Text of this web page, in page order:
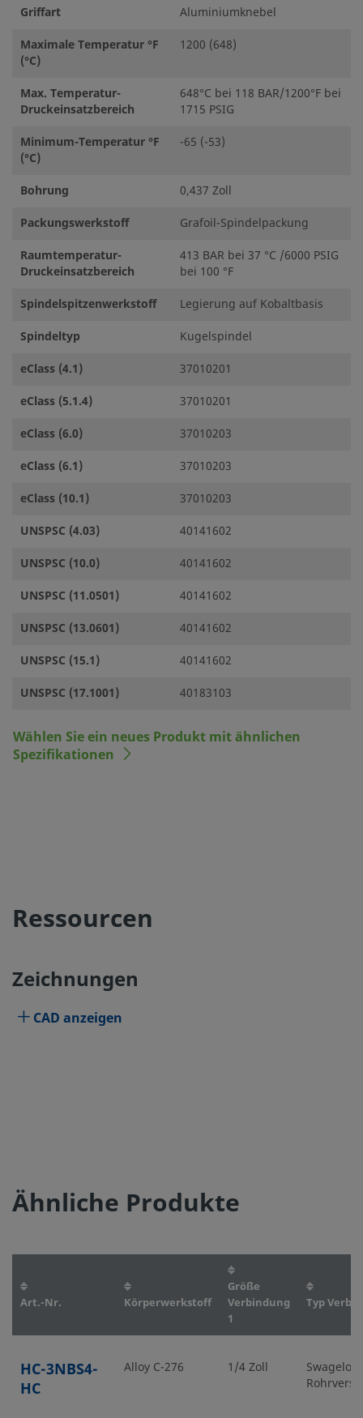
Griffart
Aluminiumknebel
Maximale Temperatur °F
(°C)
1200 (648)
Max. Temperatur-
Druckeinsatzbereich
648°C bei 118 BAR/1200°F bei
1715 PSIG
Minimum-Temperatur °F
(°C)
-65 (-53)
Bohrung
0,437 Zoll
Packungswerkstoff
Grafoil-Spindelpackung
Raumtemperatur-
Druckeinsatzbereich
413 BAR bei 37 °C /6000 PSIG
bei 100 °F
Spindelspitzenwerkstoff
Legierung auf Kobaltbasis
Spindeltyp
Kugelspindel
eClass (4.1)
37010201
eClass (5.1.4)
37010201
eClass (6.0)
37010203
eClass (6.1)
37010203
eClass (10.1)
37010203
UNSPSC (4.03)
40141602
UNSPSC (10.0)
40141602
UNSPSC (11.0501)
40141602
UNSPSC (13.0601)
40141602
UNSPSC (15.1)
40141602
UNSPSC (17.1001)
40183103
Wählen Sie ein neues Produkt mit ähnlichen
Spezifikationen
Ressourcen
Zeichnungen
CAD anzeigen
Ähnliche Produkte
Art.-Nr. Körperwerkstoff
Größe
Verbindung
1
Typ
HC-3NBS4-
HC
Alloy C-276 1/4 Zoll